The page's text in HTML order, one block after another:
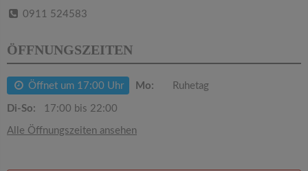
0911 524583
ÖFFNUNGSZEITEN
Öffnet um 17:00 Uhr Mo: Ruhetag
Di-So: 17:00 bis 22:00
Alle Öffnungszeiten ansehen
a
t